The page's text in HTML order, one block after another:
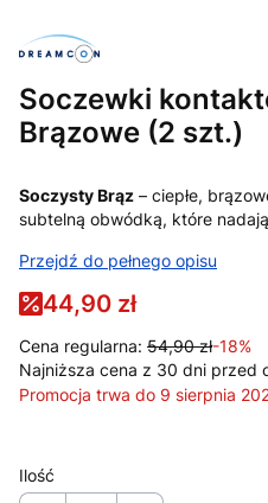
Soczewki
Brązowe (2 szt.)
Soczysty Brąz – ciepłe,
subtelną obwódką, które
Przejdź do pełnego opisu
44,90 zł
Cena regularna: 54,90 zł-18%
Najniższa cena z 30 dni przed
Promocja trwa do 9 sierpnia
Ilość